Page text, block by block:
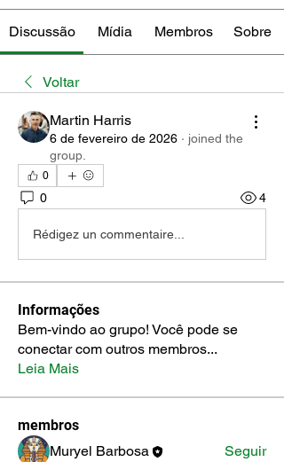
Discussão Mídia Membros Sobre
Voltar
Martin Harris
6 de fevereiro de 2026 · joined the
group.
0
0 4
Rédigez un commentaire...
Informações
Bem-vindo ao grupo! Você pode se
conectar com outros membros...
Leia Mais
membros
Muryel Barbosa
Seguir